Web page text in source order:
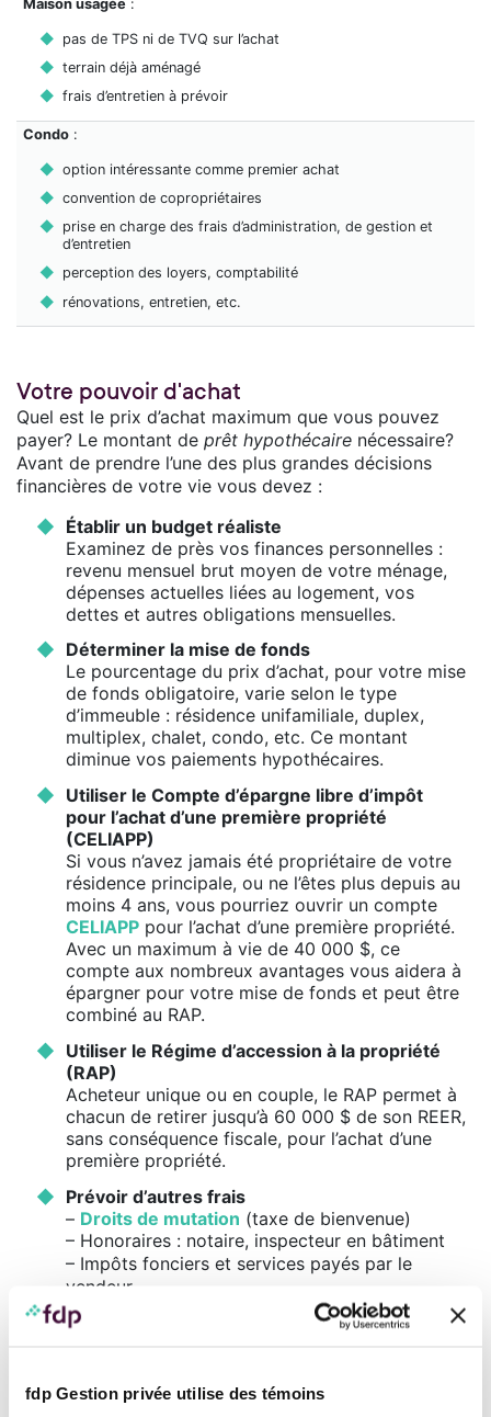
fdp Gestion privée utilise des témoins
Maison usagée :
pas de TPS ni de TVQ sur l’achat
terrain déjà aménagé
frais d’entretien à prévoir
Condo :
option intéressante comme premier achat
convention de copropriétaires
prise en charge des frais d’administration, de gestion et
d’entretien
perception des loyers, comptabilité
rénovations, entretien, etc.
Votre pouvoir d'achat
Quel est le prix d’achat maximum que vous pouvez
payer? Le montant de prêt hypothécaire nécessaire?
Avant de prendre l’une des plus grandes décisions
financières de votre vie vous devez :
Établir un budget réaliste
Examinez de près vos finances personnelles :
revenu mensuel brut moyen de votre ménage,
dépenses actuelles liées au logement, vos
dettes et autres obligations mensuelles.
Déterminer la mise de fonds
Le pourcentage du prix d’achat, pour votre mise
de fonds obligatoire, varie selon le type
d’immeuble : résidence unifamiliale, duplex,
multiplex, chalet, condo, etc. Ce montant
diminue vos paiements hypothécaires.
Utiliser le Compte d’épargne libre d’impôt
pour l’achat d’une première propriété
(CELIAPP)
Si vous n’avez jamais été propriétaire de votre
résidence principale, ou ne l’êtes plus depuis au
moins 4 ans, vous pourriez ouvrir un compte
CELIAPPpour l’achat d’une première propriété.
Avec un maximum à vie de 40 000 $, ce
compte aux nombreux avantages vous aidera à
épargner pour votre mise de fonds et peut être
combiné au RAP.
Utiliser le Régime d’accession à la propriété
(RAP)
Acheteur unique ou en couple, le RAP permet à
chacun de retirer jusqu’à 60 000 $ de son REER,
sans conséquence fiscale, pour l’achat d’une
première propriété.
Prévoir d’autres frais
– Droits de mutation (taxe de bienvenue)
– Honoraires : notaire, inspecteur en bâtiment
– Impôts fonciers et services payés par le
vendeur
– Assurance vie prêt hypothécaire, si nécessaire
Vos choix financiers
Certains éléments concernant l’achat d’une propriété